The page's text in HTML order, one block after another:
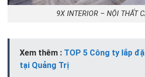
9X INTERIOR – NỘI THẤT
Xem thêm : TOP 5 Công ty lắp
tại Quảng Trị